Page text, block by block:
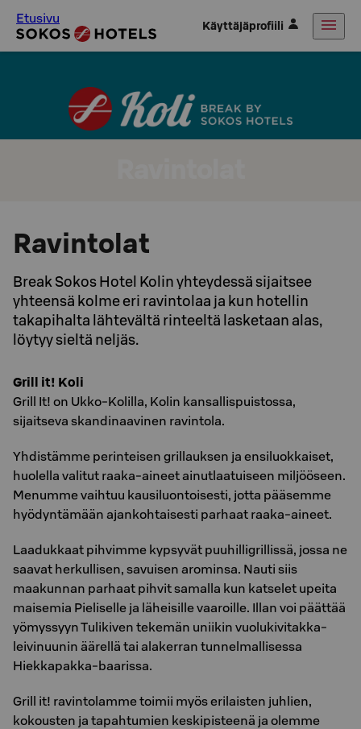
Etusivu Käyttäjäprofiili
Ravintolat
Break Sokos Hotel Kolin yhteydessä sijaitsee
yhteensä kolme eri ravintolaa ja kun hotellin
takapihalta lähtevältä rinteeltä lasketaan alas,
löytyy sieltä neljäs.
Grill it! Koli
Grill It! on Ukko-Kolilla, Kolin kansallispuistossa,
sijaitseva skandinaavinen ravintola.
Yhdistämme perinteisen grillauksen ja ensiluokkaiset,
huolella valitut raaka-aineet ainutlaatuiseen miljööseen.
Menumme vaihtuu kausiluontoisesti, jotta pääsemme
hyödyntämään ajankohtaisesti parhaat raaka-aineet.
Laadukkaat pihvimme kypsyvät puuhilligrillissä, jossa ne
saavat herkullisen, savuisen arominsa. Nauti siis
maakunnan parhaat pihvit samalla kun katselet upeita
maisemia Pieliselle ja läheisille vaaroille. Illan voi päättää
yömyssyyn Tulikiven tekemän uniikin vuolukivitakka-
leivinuunin äärellä tai alakerran tunnelmallisessa
Hiekkapakka-baarissa.
Grill it! ravintolamme toimii myös erilaisten juhlien,
kokousten ja tapahtumien keskipisteenä ja olemme